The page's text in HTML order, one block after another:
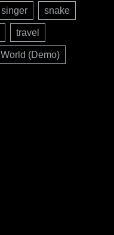
singer snake
travel
World (Demo)